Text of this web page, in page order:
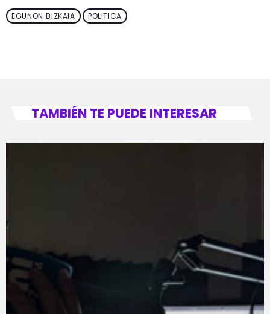
EGUNON BIZKAIA POLITICA
TAMBIÉN TE PUEDE INTERESAR